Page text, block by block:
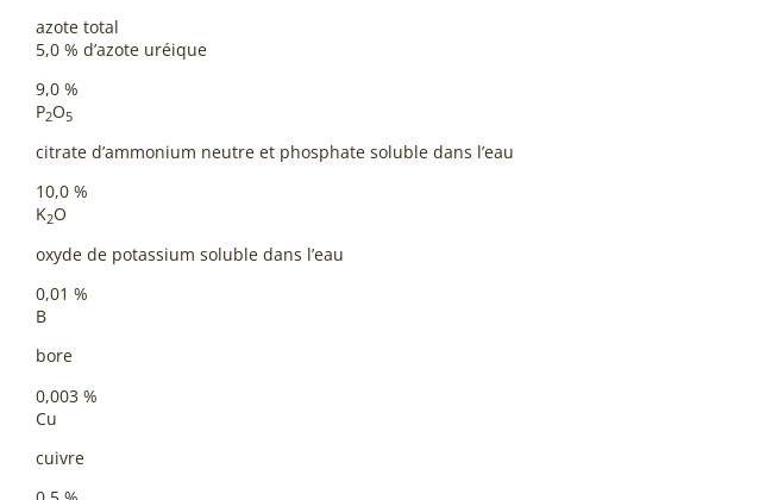
azote total
5,0 % d’azote uréique
9,0 %
P2O5
citrate d’ammonium neutre et phosphate soluble dans l’eau
10,0 %
K2O
oxyde de potassium soluble dans l’eau
0,01 %
B
bore
0,003 %
Cu
cuivre